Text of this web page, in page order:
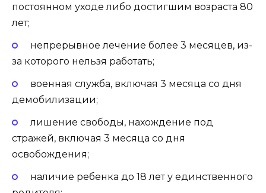
постоянном уходе либо достигшим возраста 80
лет;
непрерывное лечение более 3 месяцев, из-
за которого нельзя работать;
военная служба, включая 3 месяца со дня
демобилизации;
лишение свободы, нахождение под
стражей, включая 3 месяца со дня
освобождения;
наличие ребенка до 18 лет у единственного